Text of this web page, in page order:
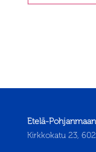
Etelä-
Kirkkokatu 23,